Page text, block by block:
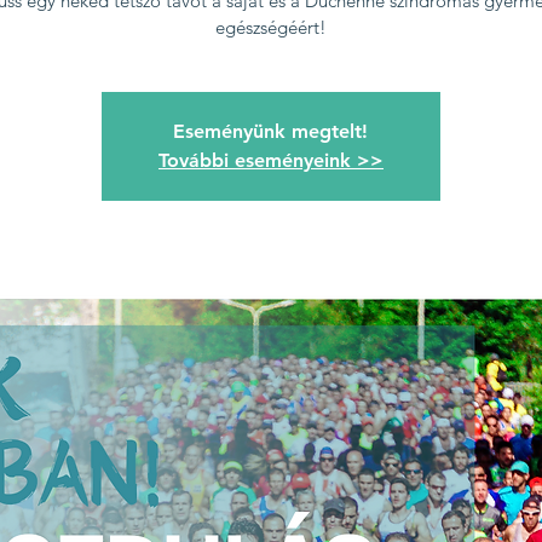
egészségéért!
Eseményünk megtelt!
További eseményeink >>